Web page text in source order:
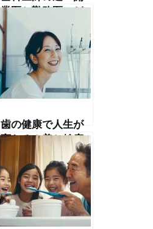
業医と勤務医、ど
ちらの年収が上を
行く？
歯の健康で人生が
変わる！美と健康
を手に入れるため
の方法